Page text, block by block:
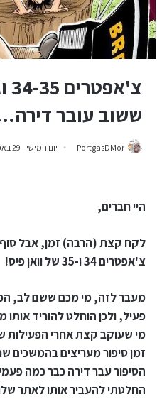
ששוב עובר
PortgasDMor יום חמישי - 29 באפריל 2021
היי חברים,
לקח קצת (הרבה) זמן, אבל סוף
צ'אפטרים 34 ו-35 של וואן פיס!
מעבר לזה, מי מכם ששם לב,
פעיל, ולכן הוחלט להוריד
מי שעוקב קצת אחרי הפעילות
זמן סיפור מעריצים בהמשכים
הסיפור עבר דירה כבר כמה
החלטתי להעביר אותו לאתר